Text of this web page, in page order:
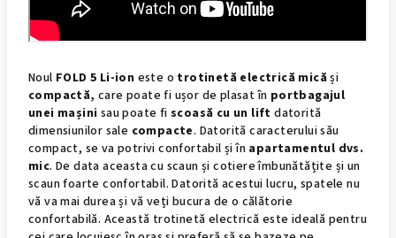
Noul FOLD 5 Li-ion este o trotinetă electrică micăși
compactă, care poate fi ușor de plasat în portbagajul
unei mașini sau poate fiscoasă cu un liftdatorită
dimensiunilor sale compacte. Datorită caracterului său
compact, se va potrivi confortabil și în apartamentul dvs.
mic. De data aceasta cu scaun și cotiere îmbunătățite și un
scaun foarte confortabil. Datorită acestui lucru, spatele nu
vă va mai durea și vă veți bucura de o călătorie
confortabilă. Această trotinetă electrică este ideală pentru